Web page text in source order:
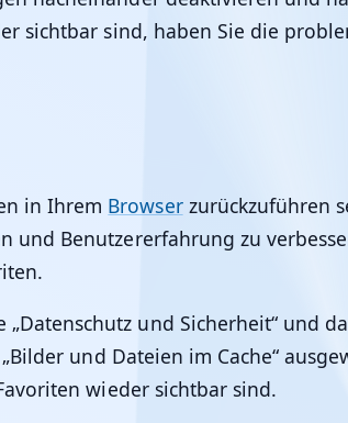
sichtbar sind, haben Sie die
in Ihrem Browserzurückzuführen
und Benutzererfahrung zu
und Sicherheit“ und
und Dateien im Cache“
wieder sichtbar sind.